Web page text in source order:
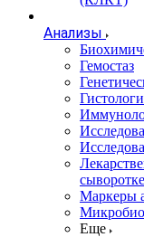
Анализы
Гемостаз
Маркеры
Еще